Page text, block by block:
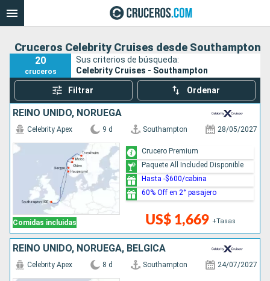
Cruceros Celebrity Cruises desde Southampton
20
cruceros
Sus criterios de búsqueda:
Celebrity Cruises - Southampton
Filtrar Ordenar
REINO UNIDO, NORUEGA
Comidas incluidas
Celebrity Apex 9 d Southampton 28/05/2027
US$ 1,669 +Tasas
Crucero Premium
Paquete All Included Disponible
Hasta -$600/cabina
60% Off en 2° pasajero
REINO UNIDO, NORUEGA, BÉLGICA
Celebrity Apex 8 d Southampton 24/07/2027